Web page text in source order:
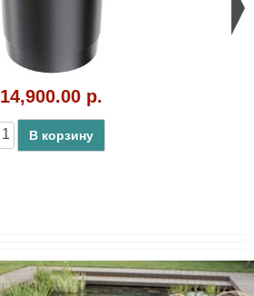
14,900.00 р.
В корзину